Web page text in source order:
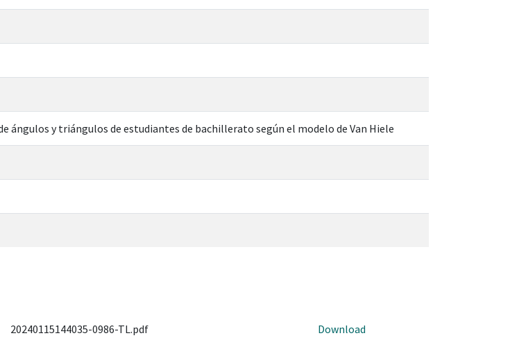
ángulos y triángulos de estudiantes de bachillerato según el modelo de Van Hiele
20240115144035-0986-TL.pdf
Download